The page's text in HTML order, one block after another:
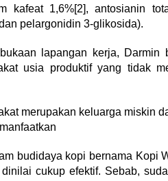
kafeat 1,6%[2], antosianin
pelargonidin 3-glikosida).
lapangan kerja,
usia produktif yang tidak
merupakan keluarga miskin
budidaya kopi bernama Kopi
cukup efektif. Sebab,